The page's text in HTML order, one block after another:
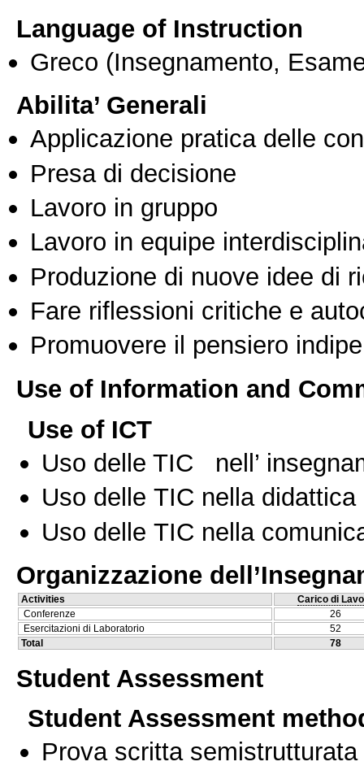
Language of Instruction
Greco (Insegnamento,
Abilita’ Generali
Applicazione pratica delle
Presa di decisione
Lavoro in gruppo
Lavoro in equipe
Produzione di nuove idee di
Fare riflessioni critiche e
Promuovere il pensiero
Use of Information and
Use of ICT
Uso delle TIC nell’
Uso delle TIC nella
Uso delle TIC nella
Organizzazione
Activities
Carico di
Conferenze
26
Esercitazioni di Laboratorio
52
Total
78
Student Assessment
Student Assessment
Prova scritta